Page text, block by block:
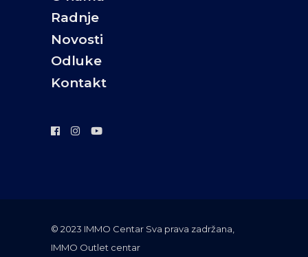
Radnje
Novosti
Odluke
Kontakt
©️ 2023 IMMO Centar Sva prava zadržana,
IMMO Outlet centar